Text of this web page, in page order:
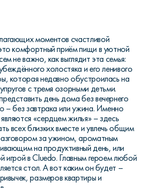
моментов счастливой
комфортный приём пищи в уютной
не важно, как выглядит эта семья:
холостяка и его ленивого
которая недавно обустроилась на
с тремя озорными детьми.
день дома без вечернего
– без завтрака или ужина. Именно
«сердцем жилья» – здесь
всех близких вместе и увлечь общим
за ужином, ароматным
на продуктивный день, или
игрой в Cluedo. Главным героем любой
стол. А вот каким он будет –
размеров квартиры и